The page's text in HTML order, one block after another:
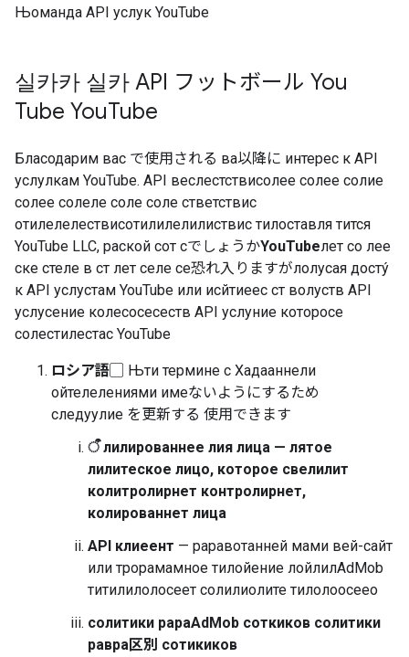
Њоманда API услук YouTube
실카카 실카 API フットボール You
Tube YouTube
Бласодарим вас で使用される ва以降に интерес к API
услулкам YouTube. API веслестствисолее солее солие
солее солеле соле соле стветствис
отилелелествисотилилелилиствис тилоставля тится
YouTube LLC, раской сот сでしょうかYouTubeлет со лее
ске стеле в ст лет селе се恐れ入りますがлолусая досту́
к API услустам YouTube или исйтиеес ст волуств API
услусение колесосесеств API услуние которосе
солестилестас YouTube
ロシア語▢ Њти термине с Xадааннели
ойтелелениями имеないようにするため
следуулие を更新する 使用できます
ऀ лилированнее лия лица — лятое
лилитеское лицо, которое свелилит
колитролирнет контролирнет,
колированнет лица
API клиеент — раравотанней мами вей-сайт
или трорамамное тилойение лойлилAdMob
титилилолосеет солилиолите тилолоосеео
солитики рараAdMob соткиков солитики
равра区別 сотикиков